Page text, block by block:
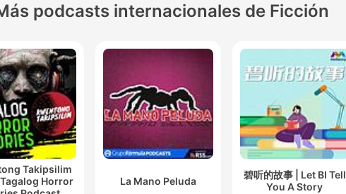
podcasts internacionales de Ficción
Takipsilim
Horror
La Mano Peluda
碧听的故事 | Let BI Tell
You A Story